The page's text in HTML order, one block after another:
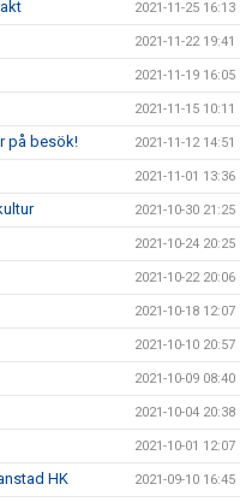
2021-11-25 16:13
2021-11-22 19:41
2021-11-19 16:05
2021-11-15 10:11
på besök! 2021-11-12 14:51
2021-11-01 13:36
2021-10-30 21:25
2021-10-24 20:25
2021-10-22 20:06
2021-10-18 12:07
2021-10-10 20:57
2021-10-09 08:40
2021-10-04 20:38
2021-10-01 12:07
HK 2021-09-10 16:45